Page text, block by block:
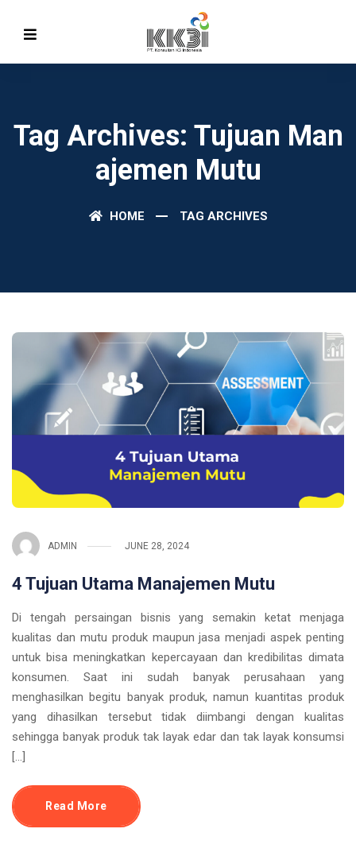
Tag Archives: Tujuan Man
Ajemen Mutu
HOME TAG ARCHIVES
ADMIN JUNE 28, 2024
4 Tujuan Utama Manajemen Mutu
Di tengah persaingan bisnis yang semakin ketat menjaga
kualitas dan mutu produk maupun jasa menjadi aspek penting
untuk bisa meningkatkan kepercayaan dan kredibilitas dimata
konsumen. Saat ini sudah banyak perusahaan yang
menghasilkan begitu banyak produk, namun kuantitas produk
yang dihasilkan tersebut tidak diimbangi dengan kualitas
sehingga banyak produk tak layak edar dan tak layak konsumsi
[…]
Read More